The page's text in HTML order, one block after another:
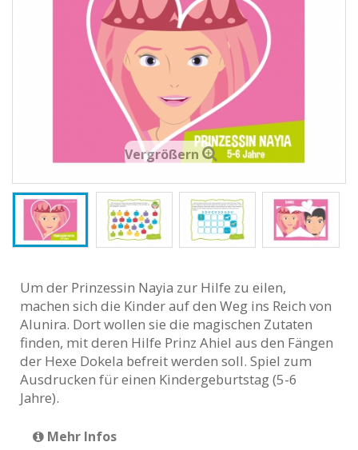
Vergrößern
Um der Prinzessin Nayia zur Hilfe zu eilen,
machen sich die Kinder auf den Weg ins Reich von
Alunira. Dort wollen sie die magischen Zutaten
finden, mit deren Hilfe Prinz Ahiel aus den Fängen
der Hexe Dokela befreit werden soll. Spiel zum
Ausdrucken für einen Kindergeburtstag (5-6
Jahre).
Mehr Infos